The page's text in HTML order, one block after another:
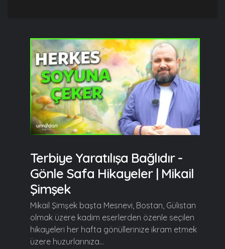
Terbiye Yaratılışa Bağlıdır -
Gönle Safa Hikayeler | Mikail
Şimşek
Mikail Şimşek başta Mesnevi, Bostan, Gülistan
olmak üzere kadim eserlerden özenle seçilen
hikayeleri her hafta gönüllerinize ikram etmek
üzere huzurlarınıza...